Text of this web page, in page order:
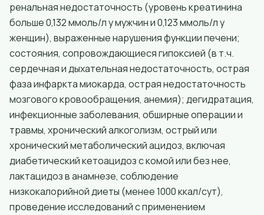
ренальная недостаточность (уровень креатинина
больше 0,132 ммоль/л у мужчин и 0,123 ммоль/л у
женщин), выраженные нарушения функции печени;
состояния, сопровождающиеся гипоксией (в т.ч.
сердечная и дыхательная недостаточность, острая
фаза инфаркта миокарда, острая недостаточность
мозгового кровообращения, анемия); дегидратация,
инфекционные заболевания, обширные операции и
травмы, хронический алкоголизм, острый или
хронический метаболический ацидоз, включая
диабетический кетоацидоз с комой или без нее,
лактацидоз в анамнезе, соблюдение
низкокалорийной диеты (менее 1000 ккал/сут),
проведение исследований с применением